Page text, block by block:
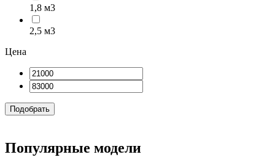
1,8 м3
2,5 м3
Цена
Подобрать
Популярные модели